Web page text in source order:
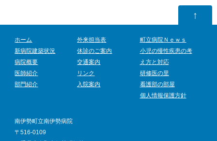
↑
ホーム
新病院建築状況
病院概要
医師紹介
部門紹介
外来担当表
休診のご案内
交通案内
リンク
入院案内
町立病院Ｎｅｗｓ
小児の慢性疾患の考
え方と対応
研修医の里
看護部の部屋
個人情報保護方針
南伊勢町立南伊勢病院
〒516-0109